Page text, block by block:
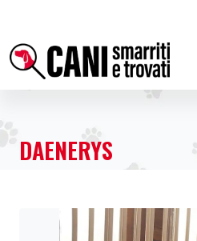
NAVIGAZIONE PRINCIPALE
DAENERYS